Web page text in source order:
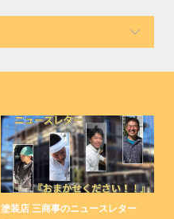
塗装店 三商事のニュースレター